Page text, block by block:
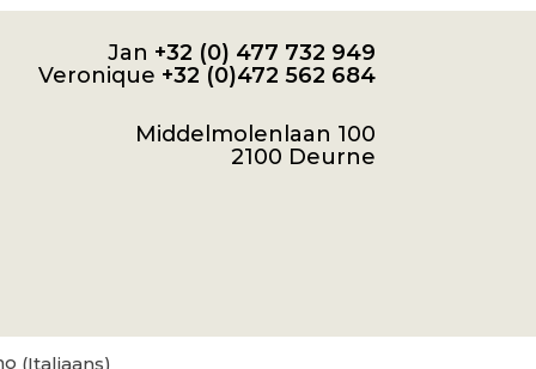
Jan +32 (0) 477 732 949
Veronique +32 (0)472 562 684
Middelmolenlaan 100
2100 Deurne
(Italiaans)